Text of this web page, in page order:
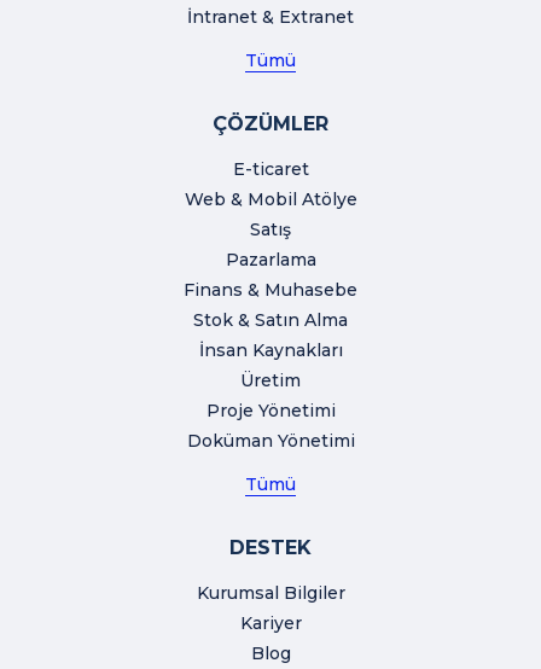
İntranet & Extranet
Tümü
ÇÖZÜMLER
E-ticaret
Web & Mobil Atölye
Satış
Pazarlama
Finans & Muhasebe
Stok & Satın Alma
İnsan Kaynakları
Üretim
Proje Yönetimi
Doküman Yönetimi
Tümü
DESTEK
Kurumsal Bilgiler
Kariyer
Blog